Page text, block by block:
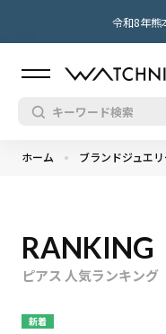
令和8年熊
ホーム ブランドジュエリ
RANKING
ピアス 人気ランキング
新着